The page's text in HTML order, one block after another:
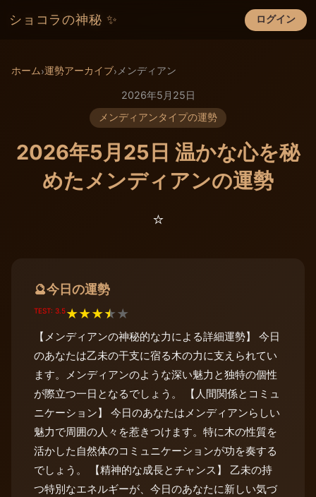
ショコラの神秘 ✨ ログイン
×
ホーム›運勢アーカイブ› メンディアン
2026年5月25日
メンディアンタイプの運勢
2026年5月25日 温かな心を秘
めたメンディアンの運勢
⭐️
🔮今日の運勢
TEST: 3.5★★★★★
【メンディアンの神秘的な力による詳細運勢】 今日
のあなたは乙未の干支に宿る木の力に支えられてい
ます。メンディアンのような深い魅力と独特の個性
が際立つ一日となるでしょう。 【人間関係とコミュ
ニケーション】 今日のあなたはメンディアンらしい
魅力で周囲の人々を惹きつけます。特に木の性質を
活かした自然体のコミュニケーションが功を奏する
でしょう。 【精神的な成長とチャンス】 乙未の持
つ特別なエネルギーが、今日のあなたに新しい気づ